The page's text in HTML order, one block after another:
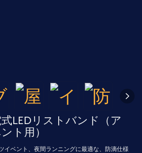
LEDリストバンド（ア
ト用）
イベント、夜間ランニングに最適な、防滴仕様